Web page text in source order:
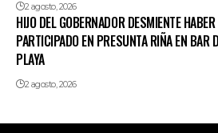
2 agosto, 2026
HIJO DEL GOBERNADOR DESMIENTE HABER
PARTICIPADO EN PRESUNTA RIÑA EN BAR
PLAYA
2 agosto, 2026